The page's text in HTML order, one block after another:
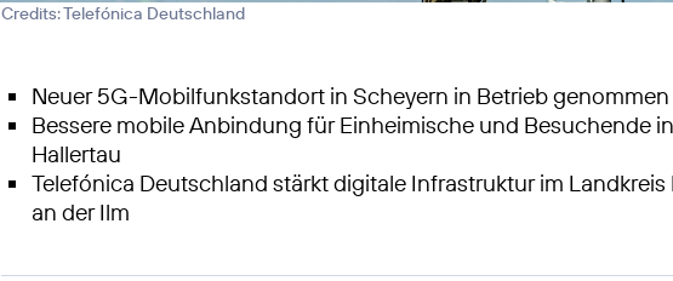
Credits: Telefónica Deutschland
Neuer 5G-Mobilfunkstandort in Scheyern in Betrieb genommen
Bessere mobile Anbindung für Einheimische und Besuchende
Hallertau
Telefónica Deutschland stärkt digitale Infrastruktur im
an der Ilm